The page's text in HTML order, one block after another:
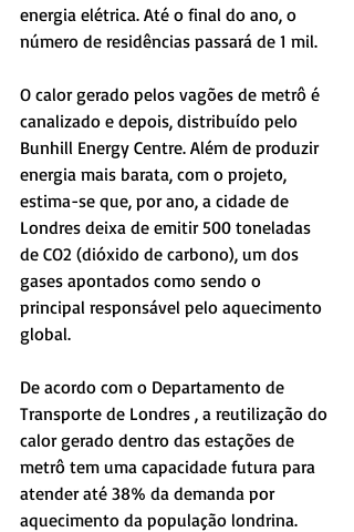
energia elétrica. Até o final do ano, o
número de residências passará de 1 mil.
O calor gerado pelos vagões de metrô é
canalizado e depois, distribuído pelo
Bunhill Energy Centre. Além de produzir
energia mais barata, com o projeto,
estima-se que, por ano, a cidade de
Londres deixa de emitir 500 toneladas
de CO2 (dióxido de carbono), um dos
gases apontados como sendo o
principal responsável pelo aquecimento
global.
De acordo com o Departamento de
Transporte de Londres , a reutilização do
calor gerado dentro das estações de
metrô tem uma capacidade futura para
atender até 38% da demanda por
aquecimento da população londrina.